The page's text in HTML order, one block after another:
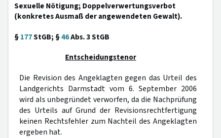
Sexuelle Nötigung; Doppelverwertungsverbot
(konkretes Ausmaß der angewendeten Gewalt).
§177StGB; §46Abs. 3 StGB
Entscheidungstenor
Die Revision des Angeklagten gegen das Urteil des
Landgerichts Darmstadt vom 6. September 2006
wird als unbegründet verworfen, da die Nachprüfung
des Urteils auf Grund der Revisionsrechtfertigung
keinen Rechtsfehler zum Nachteil des Angeklagten
ergeben hat.